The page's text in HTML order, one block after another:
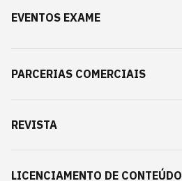
EVENTOS EXAME
PARCERIAS COMERCIAIS
REVISTA
LICENCIAMENTO DE CONTEÚDO